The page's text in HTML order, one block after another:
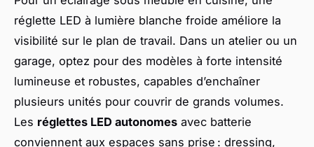
réglette LED à lumière blanche froide améliore la
visibilité sur le plan de travail. Dans un atelier ou un
garage, optez pour des modèles à forte intensité
lumineuse et robustes, capables d’enchaîner
plusieurs unités pour couvrir de grands volumes.
Les réglettes LED autonomes avec batterie
conviennent aux espaces sans prise : dressing,